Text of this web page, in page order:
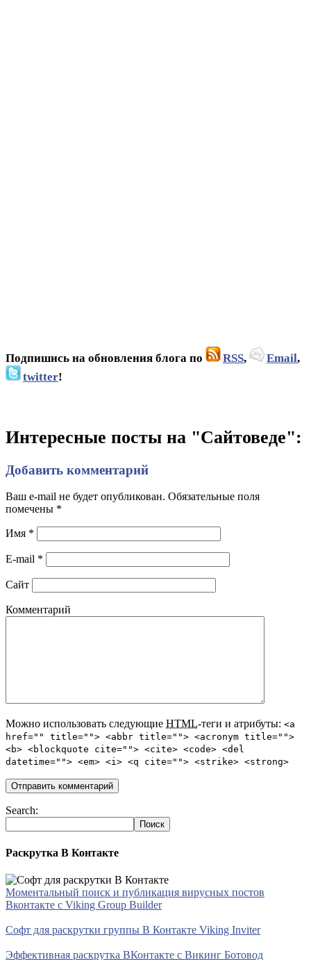
Подпишись на обновления блога по RSS, Email,
twitter!
Интересные посты на "Сайтоведе":
Добавить комментарий
Ваш e-mail не будет опубликован. Обязательные поля
помечены *
Имя *
E-mail *
Сайт
Комментарий
Можно использовать следующие HTML-теги и атрибуты: <a
href="" title=""> <abbr title=""> <acronym title="">
<b> <blockquote cite=""> <cite> <code> <del
datetime=""> <em> <i> <q cite=""> <strike> <strong>
Search:
Раскрутка В Контакте
Моментальный поиск и публикация вирусных постов
Вконтакте с Viking Group Builder
Софт для раскрутки группы В Контакте Viking Inviter
Эффективная раскрутка ВКонтакте с Викинг Ботовод